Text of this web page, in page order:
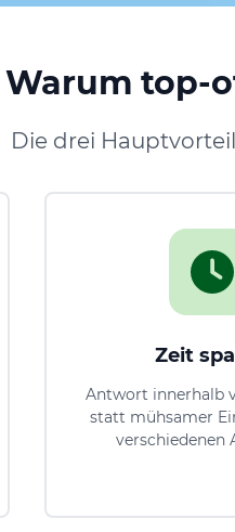
Warum top-
Die drei
Zeit
Antwort innerhalb
statt mühsamer
verschiedenen